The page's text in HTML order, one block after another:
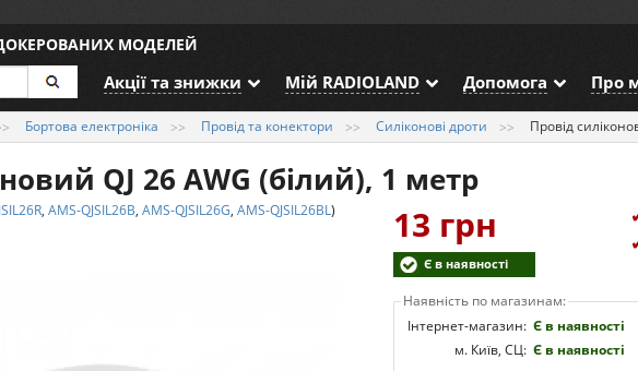
МОДЕЛЕЙ
Акції та знижки Мій RADIOLAND Допомога Про
Бортова електроніка Провід та конектори Силіконові дроти Провід
QJ 26 AWG (білий), 1 метр
, AMS-QJSIL26B, AMS-QJSIL26G, AMS-QJSIL26BL)
13 грн
Є в наявності
Наявність по магазинам:
Інтернет-магазин: Є в наявності
м. Київ, СЦ: Є в наявності